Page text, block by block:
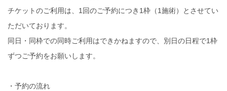
チケットのご利用は、1回のご予約につき1枠（1施術）とさせてい
ただいております。
同日・同枠での同時ご利用はできかねますので、別日の日程で1枠
ずつご予約をお願いします。
・予約の流れ